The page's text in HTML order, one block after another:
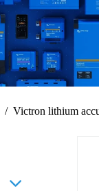
Victron lithium